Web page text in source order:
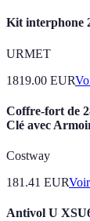
Kit interphone
URMET
1819.00 EUR
Coffre-fort de
Clé avec
Costway
181.41 EUR
Antivol U